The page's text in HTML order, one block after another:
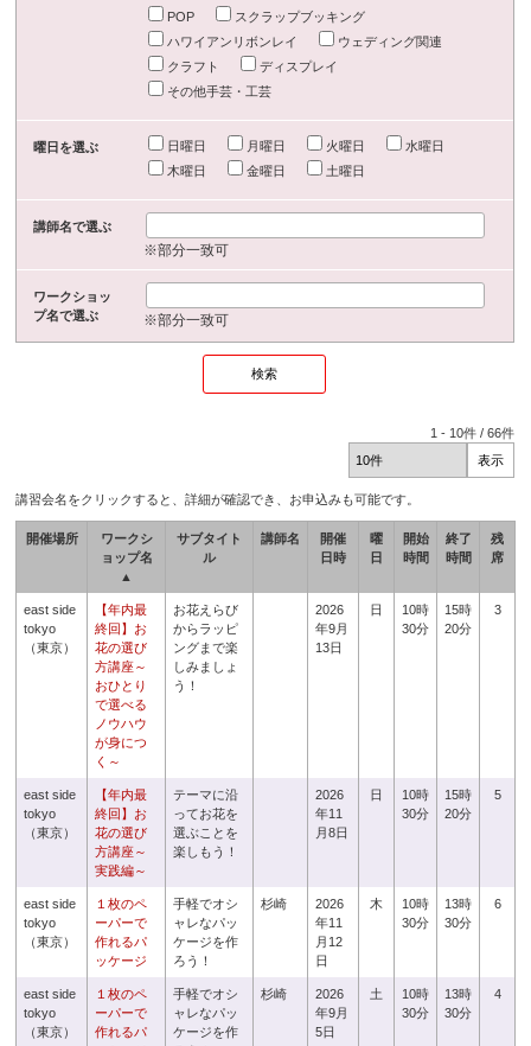
POP
スクラップブッキング
ハワイアンリボンレイ
ウェディング関連
クラフト
ディスプレイ
その他手芸・工芸
曜日を選ぶ 日曜日 月曜日 火曜日
水曜日
木曜日
金曜日 土曜日
講師名で選ぶ
※部分一致可
ワークショッ
プ名で選ぶ
※部分一致可
1 - 10件 /66件
講習会名をクリックすると、詳細が確認でき、お申込みも可能です。
開催場所
ワークシ
ョップ名
▲
サブタイト
ル
講師名
開催
日時
曜
日
開始
時間
終了
時間
残
席
east side
tokyo
（東京）
【年内最
終回】お
花の選び
方講座～
おひとり
で選べる
ノウハウ
が身につ
く～
お花えらび
からラッピ
ングまで楽
しみましょ
う！
2026
年9月
13日
日
10時
30分
15時
20分
3
east side
tokyo
（東京）
【年内最
終回】お
花の選び
方講座～
実践編～
テーマに沿
ってお花を
選ぶことを
楽しもう！
2026
年11
月8日
日
10時
30分
15時
20分
5
east side
tokyo
（東京）
１枚のペ
ーパーで
作れるパ
ッケージ
手軽でオシ
ャレなパッ
ケージを作
ろう！
杉崎
2026
年11
月12
日
木
10時
30分
13時
30分
6
east side
tokyo
（東京）
１枚のペ
ーパーで
作れるパ
手軽でオシ
ャレなパッ
ケージを作
杉崎
2026
年9月
5日
土
10時
30分
13時
30分
4